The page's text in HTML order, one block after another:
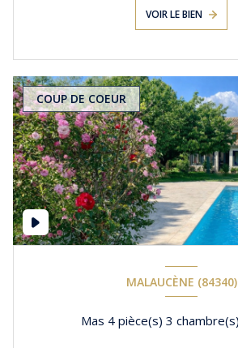
VOIR LE BIEN
COUP DE COEUR
MALAUCÈNE (84340)